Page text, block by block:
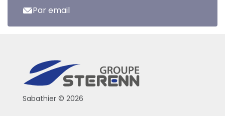
Par email
Sabathier © 2026